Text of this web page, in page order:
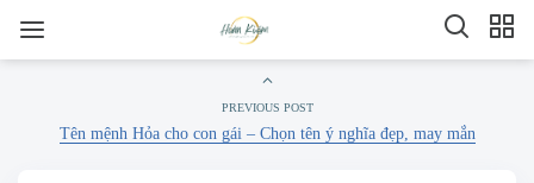
PREVIOUS POST
Tên mệnh Hỏa cho con gái – Chọn tên ý nghĩa đẹp, may mắn